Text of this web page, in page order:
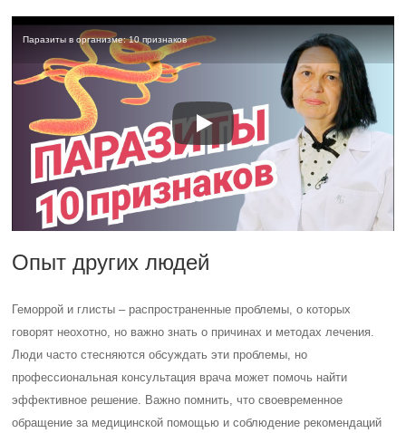
Паразиты в организме: 10 признаков
Опыт других людей
Геморрой и глисты – распространенные проблемы, о которых
говорят неохотно, но важно знать о причинах и методах лечения.
Люди часто стесняются обсуждать эти проблемы, но
профессиональная консультация врача может помочь найти
эффективное решение. Важно помнить, что своевременное
обращение за медицинской помощью и соблюдение рекомендаций